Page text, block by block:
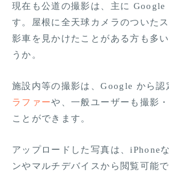
現在も公道の撮影は、主に Google
す。屋根に全天球カメラのついた
影車を見かけたことがある方も多
うか。
施設内等の撮影は、Google から認
ラファーや、一般ユーザーも撮影
ことができます。
アップロードした写真は、iPhone
ンやマルチデバイスから閲覧可能で